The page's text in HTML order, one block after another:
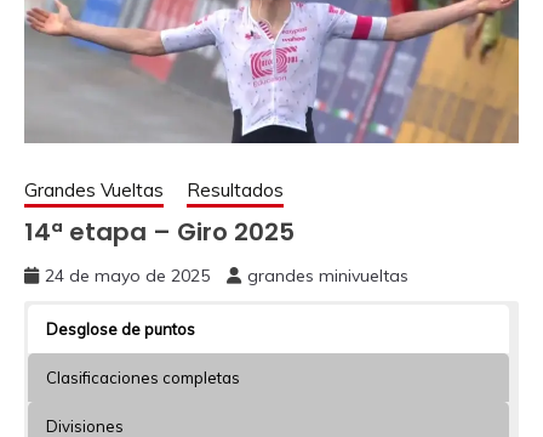
Grandes Vueltas Resultados
14ª etapa – Giro 2025
24 de mayo de 2025 grandes minivueltas
Desglose de puntos
Clasificaciones completas
Divisiones